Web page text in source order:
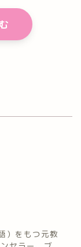
）をもつ元教